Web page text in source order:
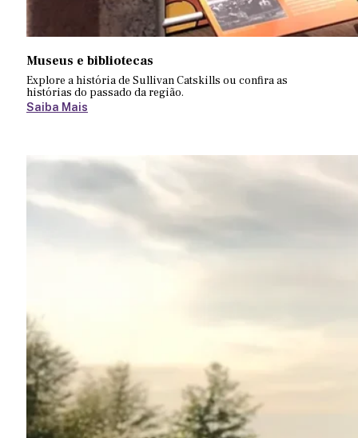
Museus e bibliotecas
Explore a história de Sullivan Catskills ou confira as
histórias do passado da região.
Saiba Mais